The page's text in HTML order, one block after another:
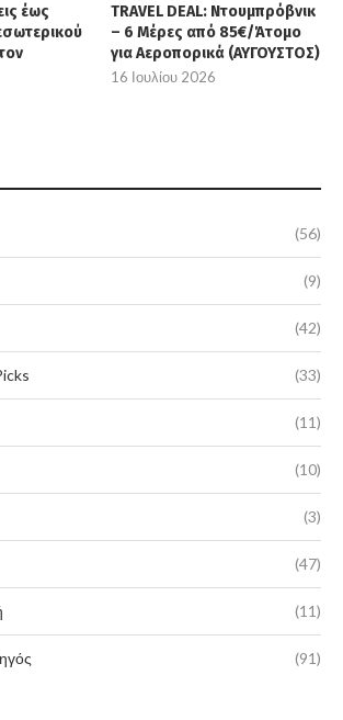
έως
TRAVEL DEAL: Ντουμπρόβνικ
– 6 Μέρες από 85€/Άτομο
για Αεροπορικά (ΑΥΓΟΥΣΤΟΣ)
16 Ιουλίου 2026
(56)
(9)
(42)
(33)
(11)
(10)
(3)
(47)
(11)
(91)